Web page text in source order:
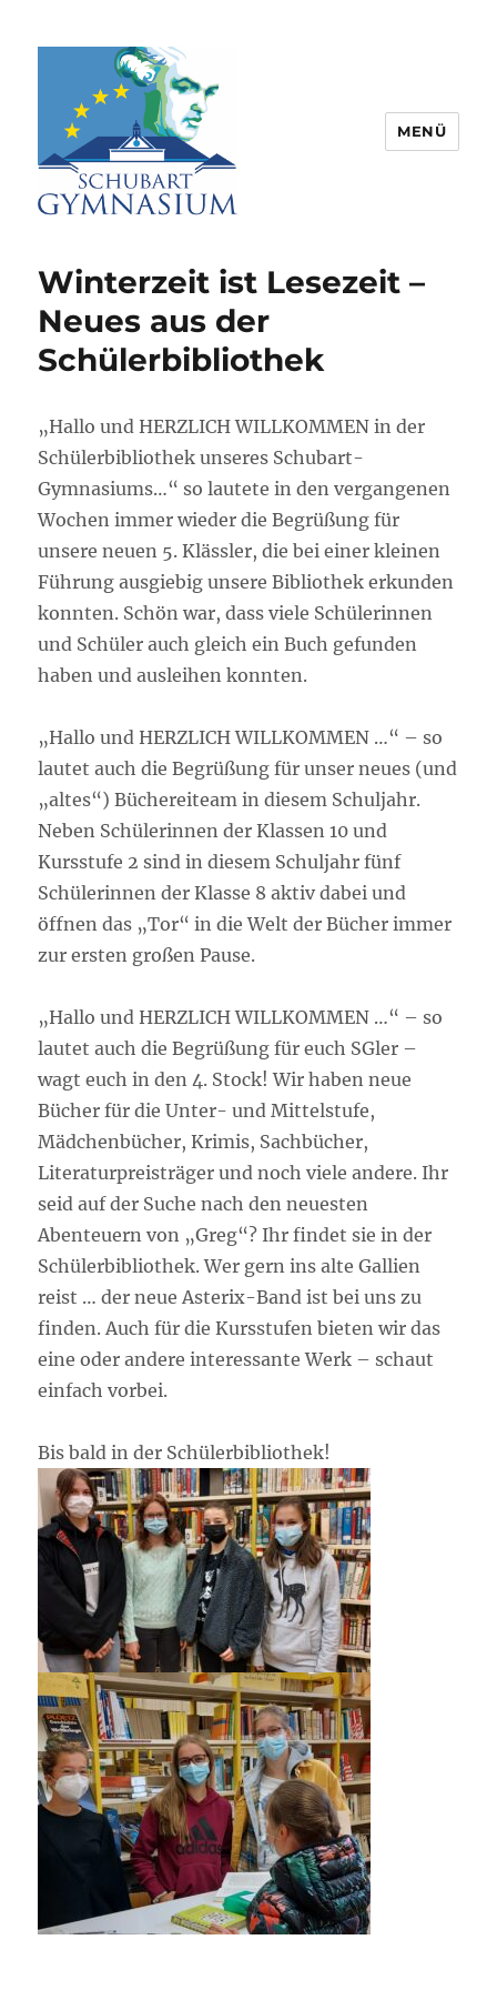
Partnerschule für Europa |
Rombacherstr. 30 | 73430 Aalen
MENÜ
Winterzeit ist Lesezeit –
Neues aus der
Schülerbibliothek
„Hallo und HERZLICH WILLKOMMEN in der
Schülerbibliothek unseres Schubart-
Gymnasiums…“ so lautete in den vergangenen
Wochen immer wieder die Begrüßung für
unsere neuen 5. Klässler, die bei einer kleinen
Führung ausgiebig unsere Bibliothek erkunden
konnten. Schön war, dass viele Schülerinnen
und Schüler auch gleich ein Buch gefunden
haben und ausleihen konnten.
„Hallo und HERZLICH WILLKOMMEN …“ – so
lautet auch die Begrüßung für unser neues (und
„altes“) Büchereiteam in diesem Schuljahr.
Neben Schülerinnen der Klassen 10 und
Kursstufe 2 sind in diesem Schuljahr fünf
Schülerinnen der Klasse 8 aktiv dabei und
öffnen das „Tor“ in die Welt der Bücher immer
zur ersten großen Pause.
„Hallo und HERZLICH WILLKOMMEN …“ – so
lautet auch die Begrüßung für euch SGler –
wagt euch in den 4. Stock! Wir haben neue
Bücher für die Unter- und Mittelstufe,
Mädchenbücher, Krimis, Sachbücher,
Literaturpreisträger und noch viele andere. Ihr
seid auf der Suche nach den neuesten
Abenteuern von „Greg“? Ihr findet sie in der
Schülerbibliothek. Wer gern ins alte Gallien
reist … der neue Asterix-Band ist bei uns zu
finden. Auch für die Kursstufen bieten wir das
eine oder andere interessante Werk – schaut
einfach vorbei.
Bis bald in der Schülerbibliothek!